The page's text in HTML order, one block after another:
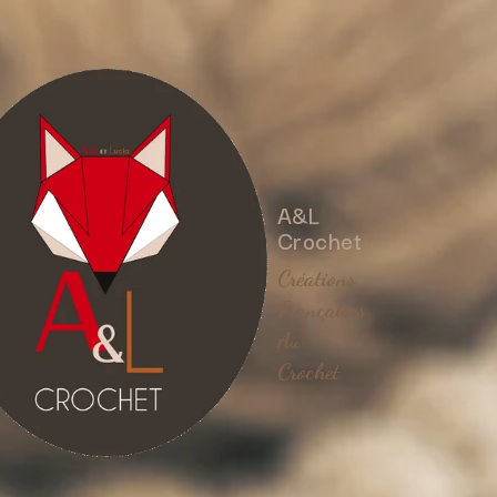
A&L
Crochet
Créations
Françaises
Au
Crochet